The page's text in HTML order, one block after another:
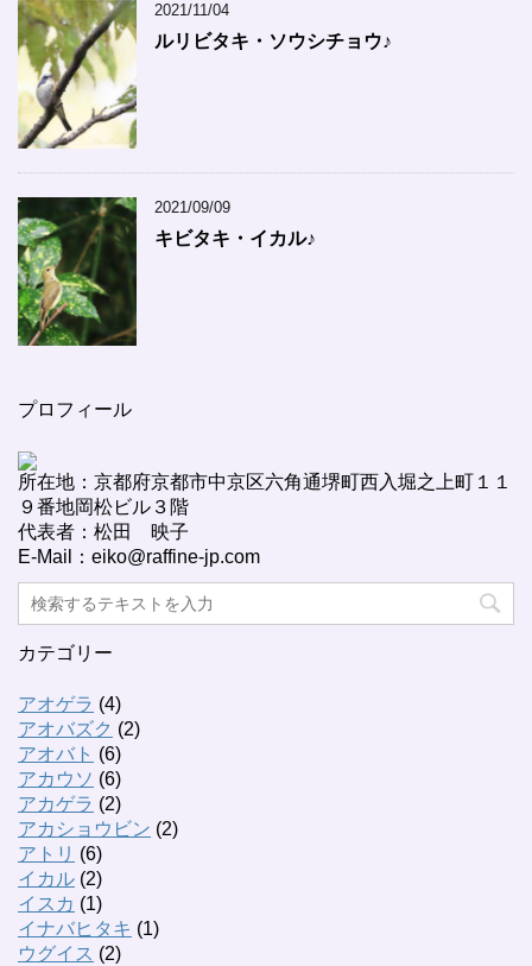
2021/11/04
ルリビタキ・ソウシチョウ♪
2021/09/09
キビタキ・イカル♪
プロフィール
所在地：京都府京都市中京区六角通堺町西入堀之上町１１
９番地岡松ビル３階
代表者：松田 映子
E-Mail：eiko@raffine-jp.com
カテゴリー
アオゲラ (4)
アオバズク (2)
アオバト (6)
アカウソ (6)
アカゲラ (2)
アカショウビン (2)
アトリ (6)
イカル (2)
イスカ (1)
イナバヒタキ (1)
ウグイス (2)